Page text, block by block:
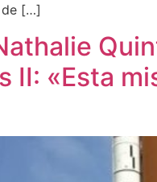
de […]
II: «Esta